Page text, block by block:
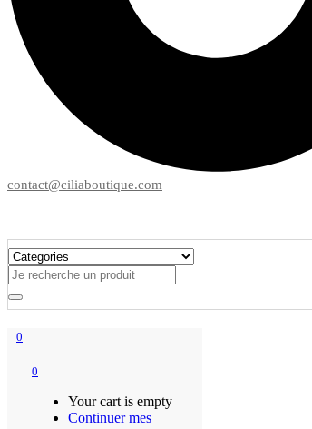
contact@ciliaboutique.com
0
0
Your cart is empty
Continuer mes